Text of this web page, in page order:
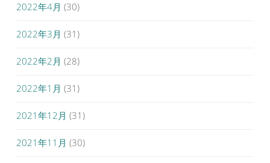
2022年4月 (30)
2022年3月 (31)
2022年2月 (28)
2022年1月 (31)
2021年12月 (31)
2021年11月 (30)